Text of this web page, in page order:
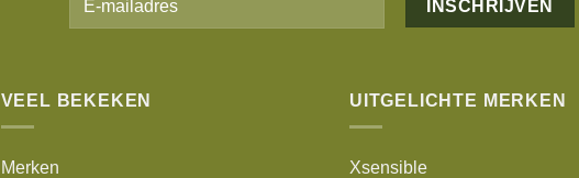
VEEL BEKEKEN
Merken
UITGELICHTE MERKEN
Xsensible